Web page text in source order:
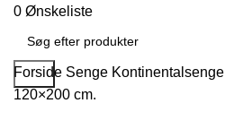
0 Ønskeliste
Søg
Forside Senge Kontinentalsenge
120×200 cm.